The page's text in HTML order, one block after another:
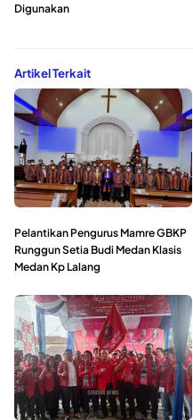
Digunakan
Artikel Terkait
Pelantikan Pengurus Mamre GBKP
Runggun Setia Budi Medan Klasis
Medan Kp Lalang